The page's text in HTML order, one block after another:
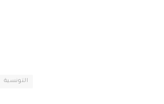
التونسية